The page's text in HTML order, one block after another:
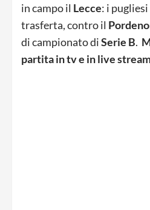
in campo il Lecce: i
trasferta, contro il
di campionato diSerie B.
partita in tv e in live